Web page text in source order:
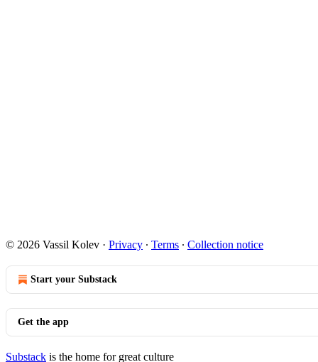
© 2026 Vassil Kolev · Privacy ∙ Terms ∙ Collection notice
Start your Substack
Get the app
Substack is the home for great culture